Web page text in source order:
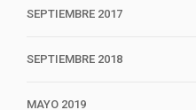
SEPTIEMBRE 2017
SEPTIEMBRE 2018
MAYO 2019